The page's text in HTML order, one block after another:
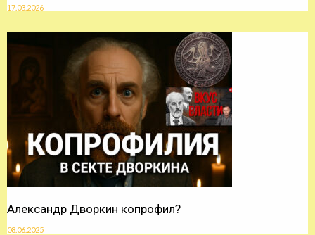
17.03.2026
Александр Дворкин копрофил?
08.06.2025